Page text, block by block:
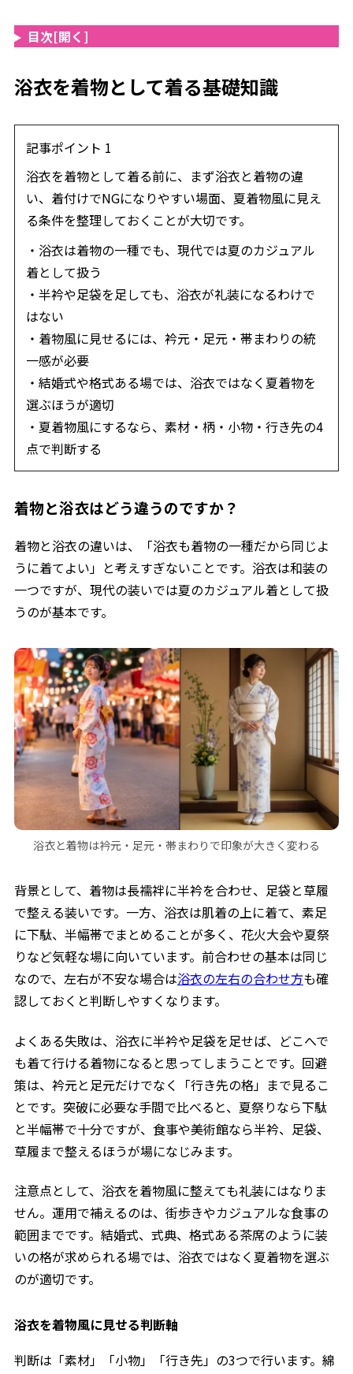
目次[開く]
浴衣を着物として着る基礎知識
記事ポイント 1
浴衣を着物として着る前に、まず浴衣と着物の違
い、着付けでNGになりやすい場面、夏着物風に見え
る条件を整理しておくことが大切です。
・浴衣は着物の一種でも、現代では夏のカジュアル
着として扱う
・半衿や足袋を足しても、浴衣が礼装になるわけで
はない
・着物風に見せるには、衿元・足元・帯まわりの統
一感が必要
・結婚式や格式ある場では、浴衣ではなく夏着物を
選ぶほうが適切
・夏着物風にするなら、素材・柄・小物・行き先の4
点で判断する
着物と浴衣はどう違うのですか？
着物と浴衣の違いは、「浴衣も着物の一種だから同じよ
うに着てよい」と考えすぎないことです。浴衣は和装の
一つですが、現代の装いでは夏のカジュアル着として扱
うのが基本です。
浴衣と着物は衿元・足元・帯まわりで印象が大きく変わる
背景として、着物は長襦袢に半衿を合わせ、足袋と草履
で整える装いです。一方、浴衣は肌着の上に着て、素足
に下駄、半幅帯でまとめることが多く、花火大会や夏祭
りなど気軽な場に向いています。前合わせの基本は同じ
なので、左右が不安な場合は浴衣の左右の合わせ方も確
認しておくと判断しやすくなります。
よくある失敗は、浴衣に半衿や足袋を足せば、どこへで
も着て行ける着物になると思ってしまうことです。回避
策は、衿元と足元だけでなく「行き先の格」まで見るこ
とです。突破に必要な手間で比べると、夏祭りなら下駄
と半幅帯で十分ですが、食事や美術館なら半衿、足袋、
草履まで整えるほうが場になじみます。
注意点として、浴衣を着物風に整えても礼装にはなりま
せん。運用で補えるのは、街歩きやカジュアルな食事の
範囲までです。結婚式、式典、格式ある茶席のように装
いの格が求められる場では、浴衣ではなく夏着物を選ぶ
のが適切です。
浴衣を着物風に見せる判断軸
判断は「素材」「小物」「行き先」の3つで行います。綿